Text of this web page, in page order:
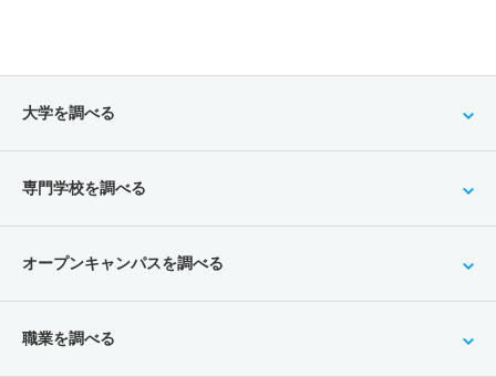
大学を調べる
専門学校を調べる
オープンキャンパスを調べる
職業を調べる